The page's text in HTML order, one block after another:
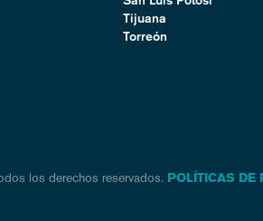
Tijuana
Torreón
los derechos reservados. POLÍTICAS DE